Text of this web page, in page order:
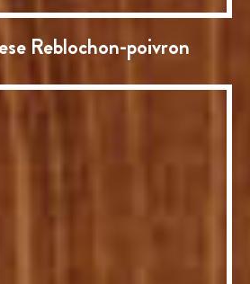
Reblochon-poivron